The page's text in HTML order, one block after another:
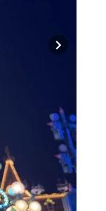
Next slide